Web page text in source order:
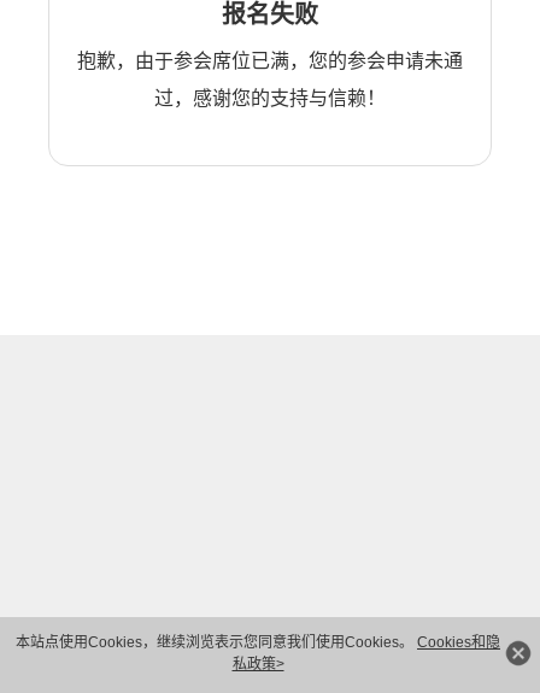
本站点使用Cookies，继续浏览表示您同意我们使用Cookies。 Cookies和隐
私政策>
报名失败
抱歉，由于参会席位已满，您的参会申请未通
过，感谢您的支持与信赖！